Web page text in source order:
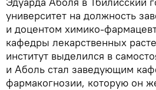
университет на должность
и доцентом химико-
кафедры лекарственных
институт выделился в
и Аболь стал заведующим
фармакогнозии, которую он